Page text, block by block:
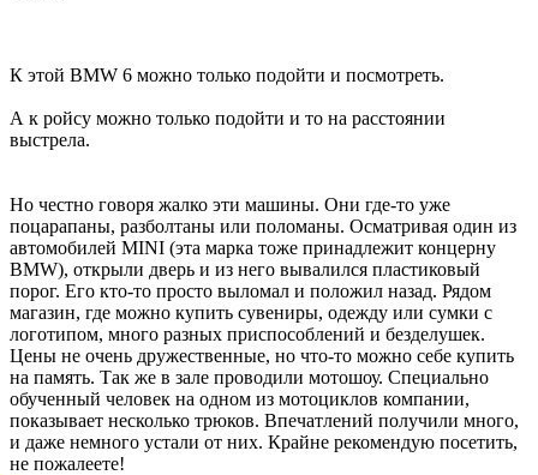
К этой BMW 6 можно только подойти и посмотреть.
А к ройсу можно только подойти и то на расстоянии
выстрела.
Но честно говоря жалко эти машины. Они где-то уже
поцарапаны, разболтаны или поломаны. Осматривая один из
автомобилей MINI (эта марка тоже принадлежит концерну
BMW), открыли дверь и из него вывалился пластиковый
порог. Его кто-то просто выломал и положил назад. Рядом
магазин, где можно купить сувениры, одежду или сумки с
логотипом, много разных приспособлений и безделушек.
Цены не очень дружественные, но что-то можно себе купить
на память. Так же в зале проводили мотошоу. Специально
обученный человек на одном из мотоциклов компании,
показывает несколько трюков. Впечатлений получили много,
и даже немного устали от них. Крайне рекомендую посетить,
не пожалеете!